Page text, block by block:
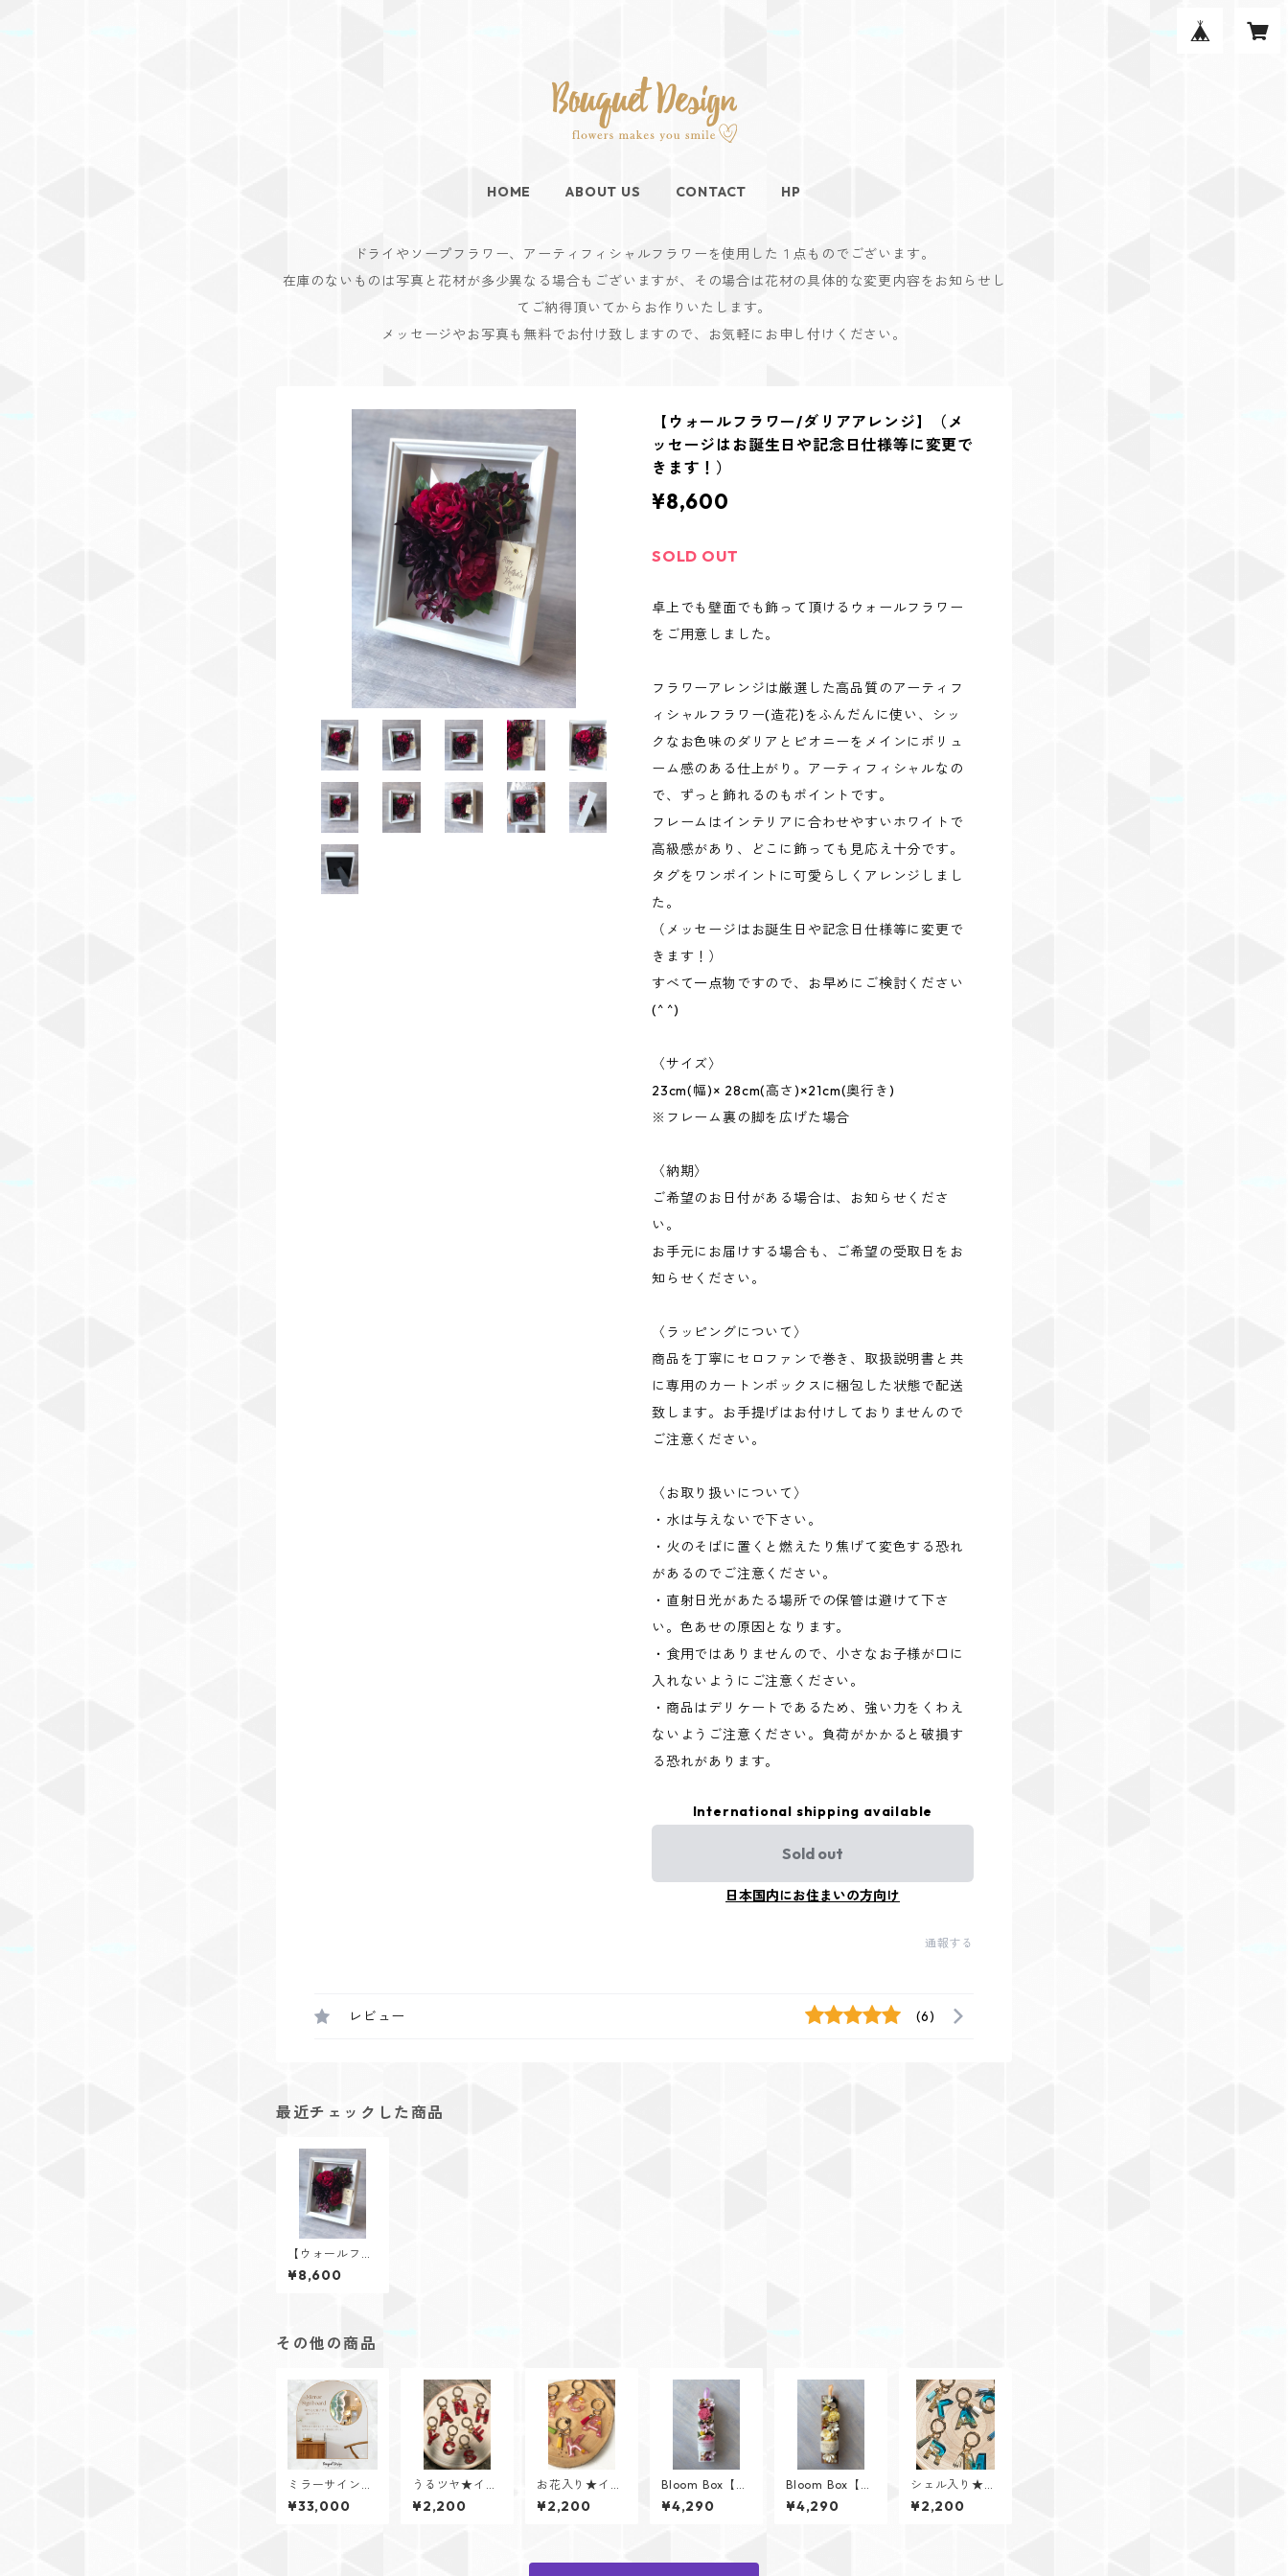
HOME ABOUT US CONTACT HP
ドライやソープフラワー、アーティフィシャルフラワーを使用した１点ものでございます。
在庫のないものは写真と花材が多少異なる場合もございますが、その場合は花材の具体的な変更内容をお知らせし
てご納得頂いてからお作りいたします。
メッセージやお写真も無料でお付け致しますので、お気軽にお申し付けください。
【ウォールフラワー/ダリアアレンジ】（メ
ッセージはお誕生日や記念日仕様等に変更で
きます！）
¥8,600
SOLD OUT
卓上でも壁面でも飾って頂けるウォールフラワー
をご用意しました。
フラワーアレンジは厳選した高品質のアーティフ
ィシャルフラワー(造花)をふんだんに使い、シッ
クなお色味のダリアとピオニーをメインにボリュ
ーム感のある仕上がり。アーティフィシャルなの
で、ずっと飾れるのもポイントです。
フレームはインテリアに合わせやすいホワイトで
高級感があり、どこに飾っても見応え十分です。
タグをワンポイントに可愛らしくアレンジしまし
た。
（メッセージはお誕生日や記念日仕様等に変更で
きます！）
すべて一点物ですので、お早めにご検討ください
(^ ^)
〈サイズ〉
23cm(幅)× 28cm(高さ)×21cm(奥行き)
※フレーム裏の脚を広げた場合
〈納期〉
ご希望のお日付がある場合は、お知らせくださ
い。
お手元にお届けする場合も、ご希望の受取日をお
知らせください。
〈ラッピングについて〉
商品を丁寧にセロファンで巻き、取扱説明書と共
に専用のカートンボックスに梱包した状態で配送
致します。お手提げはお付けしておりませんので
ご注意ください。
〈お取り扱いについて〉
・水は与えないで下さい。
・火のそばに置くと燃えたり焦げて変色する恐れ
があるのでご注意ください。
・直射日光があたる場所での保管は避けて下さ
い。色あせの原因となります。
・食用ではありませんので、小さなお子様が口に
入れないようにご注意ください。
・商品はデリケートであるため、強い力をくわえ
ないようご注意ください。負荷がかかると破損す
る恐れがあります。
International shipping available
Sold out
日本国内にお住まいの方向け
通報する
レビュー (6)
最近チェックした商品
【ウォールフラ
ワー/ダリアア
レンジ】（メッ
す！）
¥8,600
その他の商品
ミラーサインボ
ード
¥33,000
うるツヤ★イニ
シャルキーリン
グ【Glitter He
¥2,200
お花入り★イニ
シャルキーリン
グ【Flower Je
¥2,200
Bloom Box【Pe
tal（ペタ
ル）】メッセー
¥4,290
Bloom Box【So
l（ソル）】メッ
セージカード付
¥4,290
シェル入り★イ
ニシャルキーリ
ング【Cristal
¥2,200